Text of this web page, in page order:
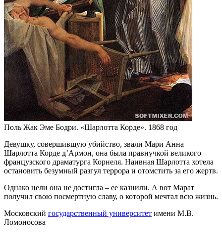
Поль Жак Эме Бодри. «Шарлотта Корде». 1868 год
Девушку, совершившую убийство, звали Мари Анна
Шарлотта Корде д’Армон, она была правнучкой великого
французского драматурга Корнеля. Наивная Шарлотта хотела
остановить безумный разгул террора и отомстить за его жертв.
Однако цели она не достигла – ее казнили. А вот Марат
получил свою посмертную славу, о которой мечтал всю жизнь.
Московский государственный университет имени М.В.
Ломоносова